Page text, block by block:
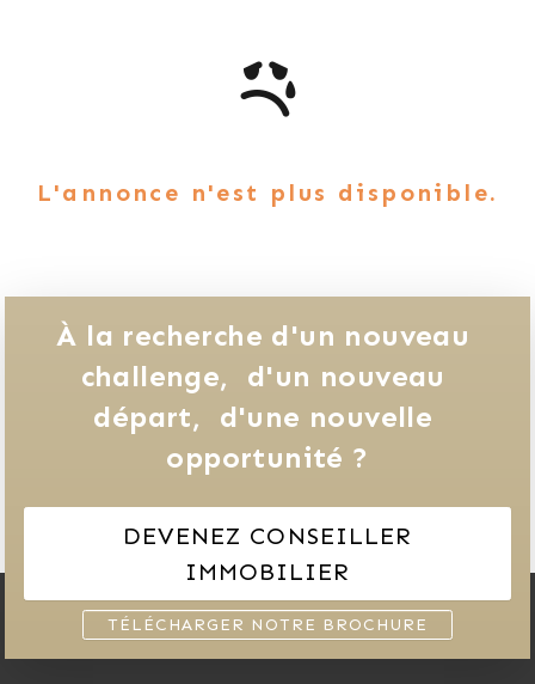
L'annonce n'est plus disponible.
À la recherche d'un nouveau
challenge,
d'un nouveau
départ,
d'une nouvelle
opportunité ?
DEVENEZ CONSEILLER
IMMOBILIER
TÉLÉCHARGER NOTRE BROCHURE